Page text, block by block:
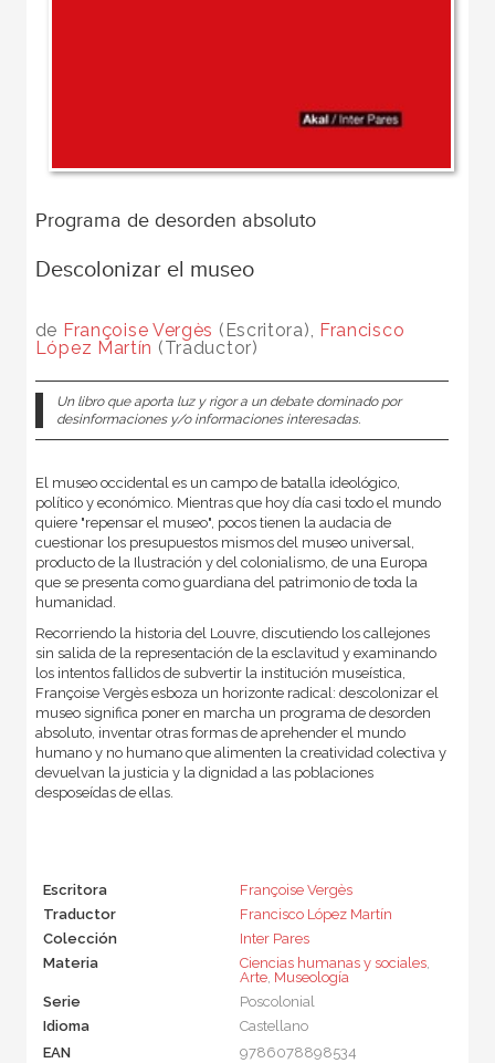
Programa de desorden absoluto
Descolonizar el museo
de Françoise Vergès (Escritora), Francisco
López Martín (Traductor)
Un libro que aporta luz y rigor a un debate dominado por
desinformaciones y/o informaciones interesadas.
El museo occidental es un campo de batalla ideológico,
político y económico. Mientras que hoy día casi todo el mundo
quiere "repensar el museo", pocos tienen la audacia de
cuestionar los presupuestos mismos del museo universal,
producto de la Ilustración y del colonialismo, de una Europa
que se presenta como guardiana del patrimonio de toda la
humanidad.
Recorriendo la historia del Louvre, discutiendo los callejones
sin salida de la representación de la esclavitud y examinando
los intentos fallidos de subvertir la institución museística,
Françoise Vergès esboza un horizonte radical: descolonizar el
museo significa poner en marcha un programa de desorden
absoluto, inventar otras formas de aprehender el mundo
humano y no humano que alimenten la creatividad colectiva y
devuelvan la justicia y la dignidad a las poblaciones
desposeídas de ellas.
Escritora
Françoise Vergès
Traductor
Francisco López Martín
Colección
Inter Pares
Materia
Ciencias humanas y sociales,
Arte, Museología
Serie
Poscolonial
Idioma
Castellano
EAN
9786078898534